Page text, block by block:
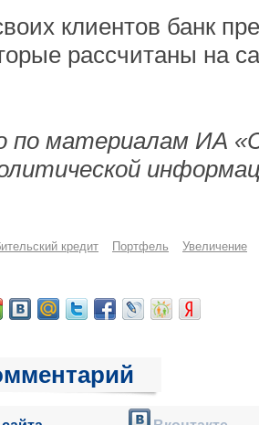
клиентов банк
рассчитаны на
по материалам ИА
кредит Портфель Увеличение